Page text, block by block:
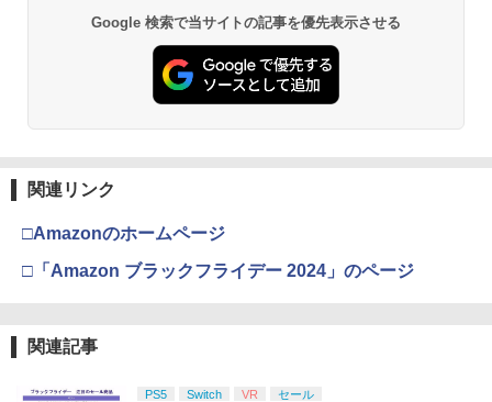
Google 検索で当サイトの記事を優先表示させる
関連リンク
□Amazonのホームページ
□「Amazon ブラックフライデー 2024」のページ
関連記事
PS5 Switch VR セール